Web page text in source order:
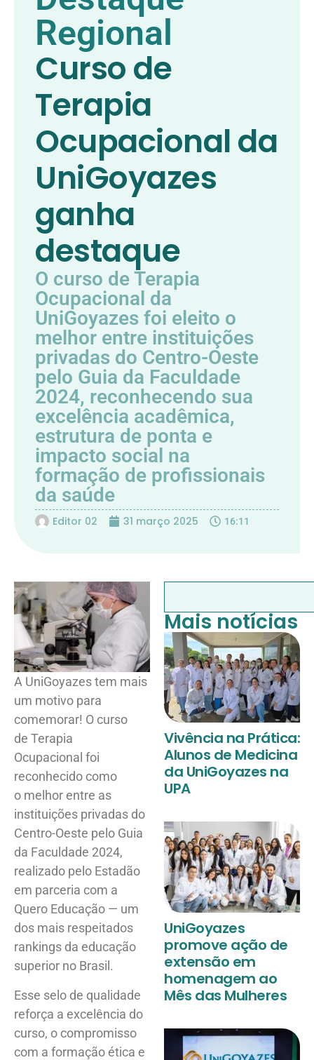
Regional
Curso de
Terapia
Ocupacional da
UniGoyazes
ganha
destaque
O curso de Terapia
Ocupacional da
UniGoyazes foi eleito o
melhor entre instituições
privadas do Centro-Oeste
pelo Guia da Faculdade
2024, reconhecendo sua
excelência acadêmica,
estrutura de ponta e
impacto social na
formação de profissionais
da saúde
Editor 02 31 março 2025 16:11
A UniGoyazes tem mais
um motivo para
comemorar! O curso
de Terapia
Ocupacional foi
reconhecido como
o melhor entre as
instituições privadas do
Centro-Oeste pelo Guia
da Faculdade 2024,
realizado pelo Estadão
em parceria com a
Quero Educação — um
dos mais respeitados
rankings da educação
superior no Brasil.
Esse selo de qualidade
reforça a excelência do
curso, o compromisso
com a formação ética e
Mais notícias
Vivência na Prática:
Alunos de Medicina
da UniGoyazes na
UPA
UniGoyazes
promove ação de
extensão em
homenagem ao
Mês das Mulheres